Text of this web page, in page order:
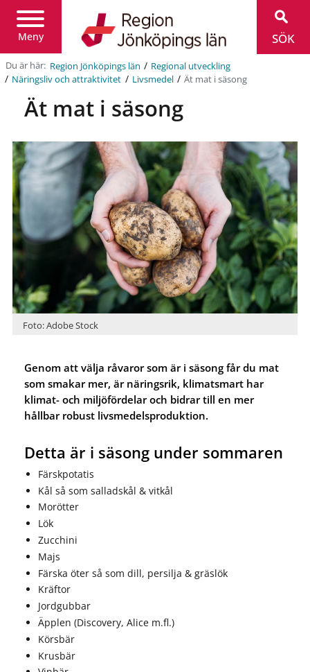
Meny
Jönköpings
län
SÖK
Du är här: Region Jönköpings län / Regional utveckling
/ Näringsliv och attraktivitet / Livsmedel / Ät mat i säsong
Ät mat i säsong
Foto: Adobe Stock
Genom att välja råvaror som är i säsong får du mat
som smakar mer, är näringsrik, klimatsmart har
klimat- och miljöfördelar och bidrar till en mer
hållbar robust livsmedelsproduktion.
Detta är i säsong under sommaren
Färskpotatis
Kål så som salladskål & vitkål
Morötter
Lök
Zucchini
Majs
Färska öter så som dill, persilja & gräslök
Kräftor
Jordgubbar
Äpplen (Discovery, Alice m.fl.)
Körsbär
Krusbär